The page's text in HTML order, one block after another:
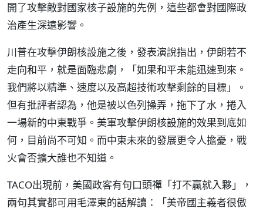
開了攻擊敵對國家核子設施的先例，這些都會對國際政
治產生深遠影響。
川普在攻擊伊朗核設施之後，發表演說指出，伊朗若不
走向和平，就是面臨悲劇，「如果和平未能迅速到來。
我們將以精準、速度以及高超技術攻擊剩餘的目標」。
但有批評者認為，他是被以色列操弄，拖下了水，捲入
一場新的中東戰爭。美軍攻擊伊朗核設施的效果到底如
何，目前尚不可知。而中東未來的發展更令人擔憂，戰
火會否擴大誰也不知道。
TACO出現前，美國政客有句口頭禪「打不贏就入夥」，
兩句其實都可用毛澤東的話解讀：「美帝國主義者很傲